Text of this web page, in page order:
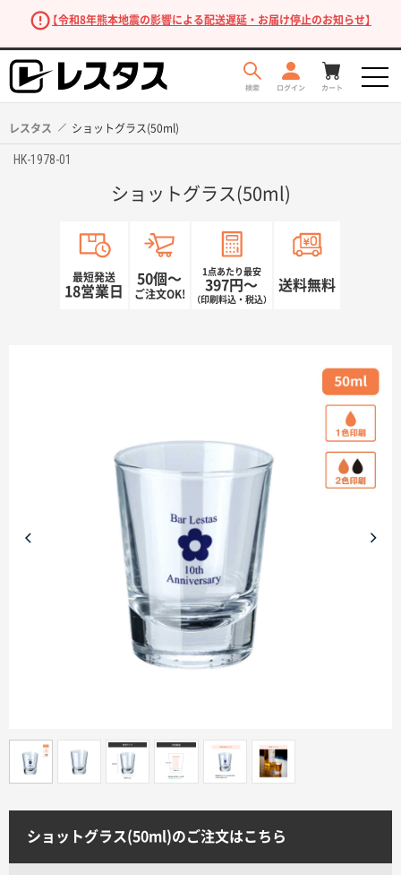
【令和8年熊本地震の影響による配送遅延・お届け停止のお知らせ】
商品カテゴリーから探す
ターゲットから探す
目的・シーンから探す
印刷色から探す
サイトメニュー
レスタス ショットグラス(50ml)
HK-1978-01
ショットグラス(50ml)
最短発送
18営業日
50個〜
ご注文OK!
1点あたり最安
397円〜
（印刷料込・税込）
送料無料
ショットグラス(50ml)のご注文はこちら